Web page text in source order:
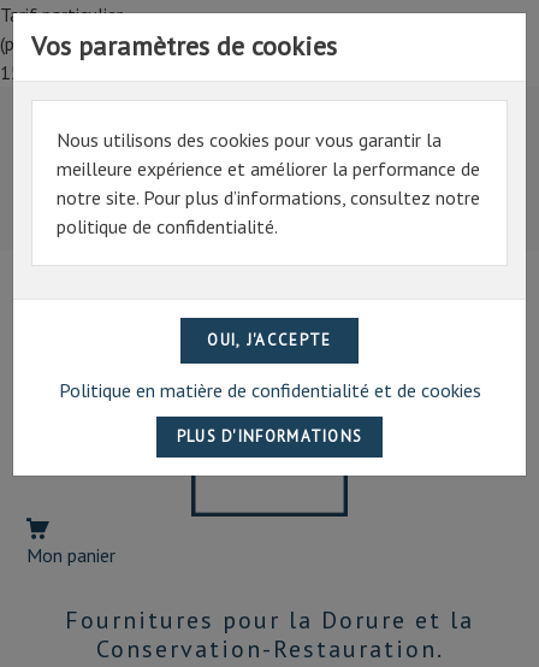
Tarif particulier,
(professionnel, connectez-vous pour bénéficier de la remise de
15%)
Tarif particulier,
(professionnel, connectez-vous pour bénéficier de la
remise de 15%)
07 69 94 13 47
Mon panier
Fournitures pour la Dorure et la
Conservation-Restauration.
Vos paramètres de cookies
Nous utilisons des cookies pour vous garantir la
meilleure expérience et améliorer la performance de
notre site. Pour plus d’informations, consultez notre
politique de confidentialité.
Politique en matière de confidentialité et de cookies